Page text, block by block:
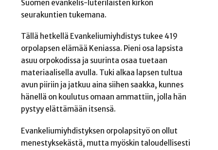
Suomen evankelis-luterilaisten kirkon
seurakuntien tukemana.
Tällä hetkellä Evankeliumiyhdistys tukee 419
orpolapsen elämää Keniassa. Pieni osa lapsista
asuu orpokodissa ja suurinta osaa tuetaan
materiaalisella avulla. Tuki alkaa lapsen tultua
avun piiriin ja jatkuu aina siihen saakka, kunnes
hänellä on koulutus omaan ammattiin, jolla hän
pystyy elättämään itsensä.
Evankeliumiyhdistyksen orpolapsityö on ollut
menestyksekästä, mutta myöskin taloudellisesti